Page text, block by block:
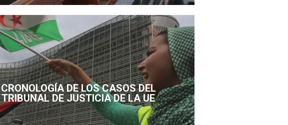
CRONOLOGÍA DE LOS CASOS DEL
TRIBUNAL DE JUSTICIA DE LA UE